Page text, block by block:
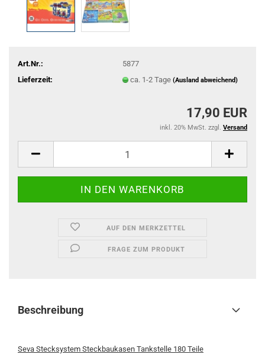
Art.Nr.:
5877
Lieferzeit:
ca. 1-2 Tage (Ausland abweichend)
17,90 EUR
inkl. 20% MwSt. zzgl. Versand
AUF DEN MERKZETTEL
FRAGE ZUM PRODUKT
Beschreibung
Seva Stecksystem Steckbaukasen Tankstelle 180 Teile